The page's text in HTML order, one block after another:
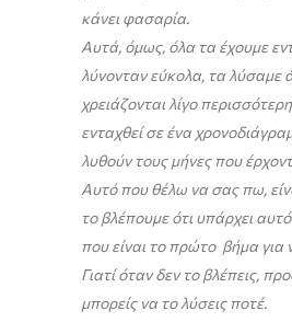
κάνει φασαρία.
Αυτά, όμως, όλα τα έχουμε
λύνονταν εύκολα, τα
χρειάζονται λίγο
ενταχθεί σε ένα
λυθούν τους μήνες που
Αυτό που θέλω να σας πω,
το βλέπουμε ότι υπάρχει
που είναι το πρώτο βήμα για
Γιατί όταν δεν το βλέπεις,
μπορείς να το λύσεις ποτέ.